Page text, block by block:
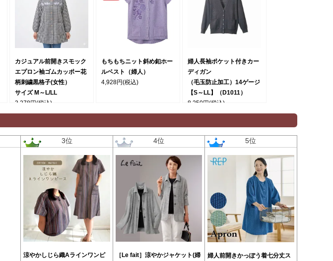
カジュアル前開きスモック
エプロン袖ゴムカッポー花
柄刺繍黒格子(女性）
サイズ M～L/LL
3,278円(税込)
もちもちニット斜め釦ホー
ルベスト（婦人）
4,928円(税込)
婦人長袖ポケット付きカー
ディガン
（毛玉防止加工）14ゲージ
【S～LL】（D1011）
8,250円(税込)
3位
涼やかしじら織Aラインワンピ
4位
［Le fait］涼やかジャケット(婦
5位
婦人前開きかっぽう着七分丈ス